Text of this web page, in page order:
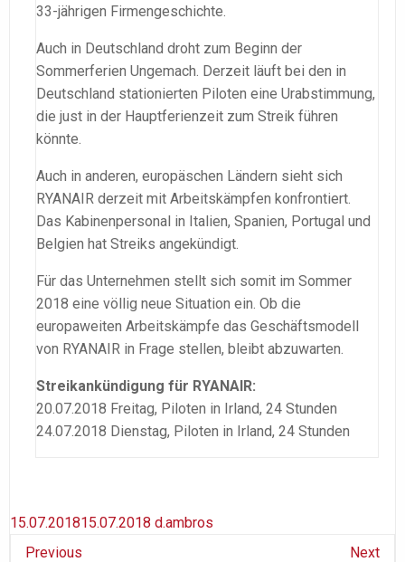
33-jährigen Firmengeschichte.
Auch in Deutschland droht zum Beginn der
Sommerferien Ungemach. Derzeit läuft bei den in
Deutschland stationierten Piloten eine Urabstimmung,
die just in der Hauptferienzeit zum Streik führen
könnte.
Auch in anderen, europäschen Ländern sieht sich
RYANAIR derzeit mit Arbeitskämpfen konfrontiert.
Das Kabinenpersonal in Italien, Spanien, Portugal und
Belgien hat Streiks angekündigt.
Für das Unternehmen stellt sich somit im Sommer
2018 eine völlig neue Situation ein. Ob die
europaweiten Arbeitskämpfe das Geschäftsmodell
von RYANAIR in Frage stellen, bleibt abzuwarten.
Streikankündigung für RYANAIR:
20.07.2018 Freitag, Piloten in Irland, 24 Stunden
24.07.2018 Dienstag, Piloten in Irland, 24 Stunden
15.07.201815.07.2018 d.ambros
Previous
Next